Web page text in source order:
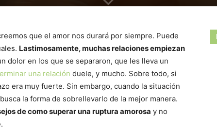
que el amor nos durará por siempre. Puede
Lastimosamente, muchas relaciones empiezan
dolor en los que se separaron, que les lleva un
una relación duele, y mucho. Sobre todo, si
era muy fuerte. Sin embargo, cuando la situación
la forma de sobrellevarlo de la mejor manera.
de como superar una ruptura amorosa y no